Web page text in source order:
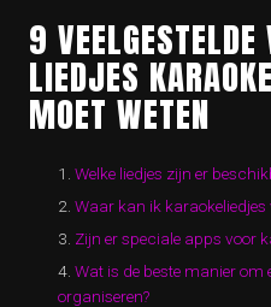
9 VEELGESTELDE
LIEDJES
MOET WETEN
Welke liedjes zijn er
Waar kan ik karaokeliedjes
Zijn er speciale apps voor
Wat is de beste manier om
organiseren?